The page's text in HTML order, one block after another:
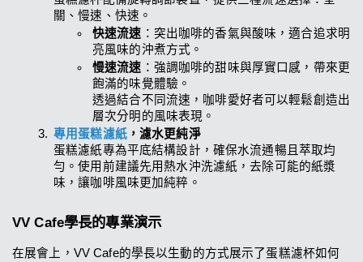
關、慢速、快速。
快速流速 ：突出咖啡的香氣與酸味，適合追求明
亮風味的沖煮方式。
慢速流速 ：強調咖啡的甜味與厚實口感，帶來更
飽滿的味覺體驗。
透過結合不同流速，咖啡愛好者可以輕鬆創造出
層次分明的風味表現。
專用蛋糕濾紙，濾水更純淨
蛋糕濾紙專為平底結構設計，確保水流通暢且萃取均
勻。使用前建議先用熱水沖洗濾紙，去除可能的紙漿
味，讓咖啡風味更加純粹。
VV Cafe學長的專業演示
在展會上，VV Cafe的學長以生動的方式展示了蛋糕濾杯如何